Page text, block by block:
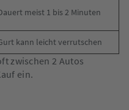
meist 1 bis 2 Minuten
kann leicht verrutschen
zwischen 2 Autos
ein.